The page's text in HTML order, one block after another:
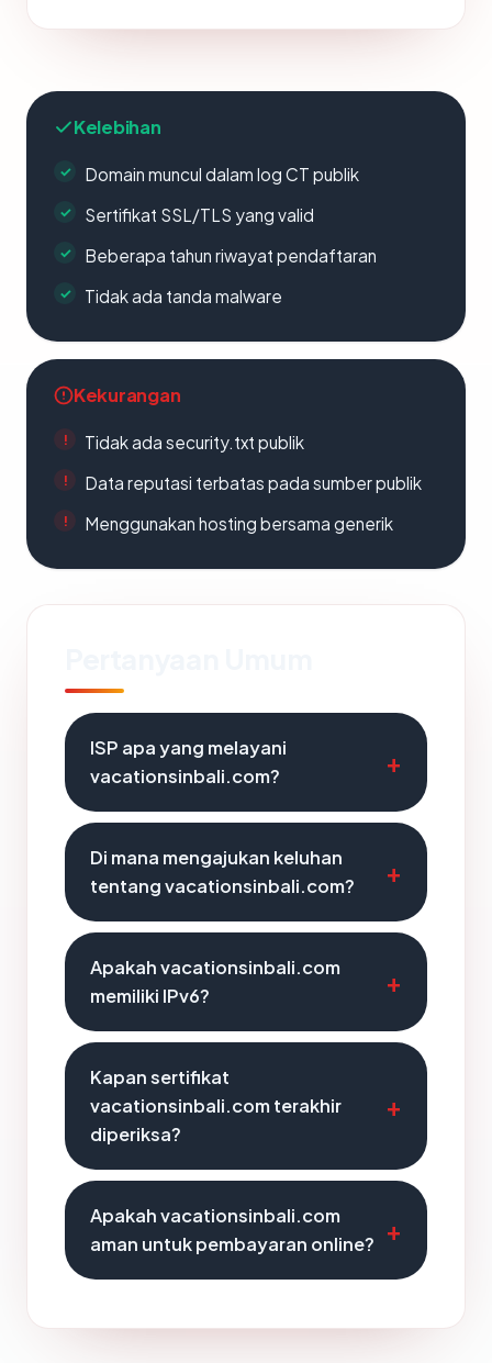
Kelebihan
Domain muncul dalam log CT publik
Sertifikat SSL/TLS yang valid
Beberapa tahun riwayat pendaftaran
Tidak ada tanda malware
Kekurangan
Tidak ada security.txt publik
Data reputasi terbatas pada sumber publik
Menggunakan hosting bersama generik
ISP apa yang melayani
vacationsinbali.com?
Di mana mengajukan keluhan
tentang vacationsinbali.com?
Apakah vacationsinbali.com
memiliki IPv6?
Kapan sertifikat
vacationsinbali.com terakhir
diperiksa?
Apakah vacationsinbali.com
aman untuk pembayaran online?